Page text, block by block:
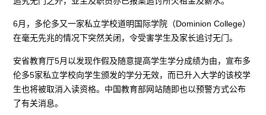
6月，多伦多又一家私立学校道明国际学院（Dominion College）
在毫无先兆的情况下突然关闭，令受害学生及家长追讨无门。
安省教育厅5月以发现作假及随意提高学生学分成绩为由，宣布多
伦多5家私立学校向学生颁发的学分无效，而已升入大学的该校学
生也将被取消入读资格。中国教育部网站随即也以预警方式公布
了有关消息。